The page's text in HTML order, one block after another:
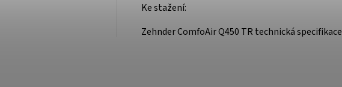
Ke stažení:
Zehnder ComfoAir Q450 TR technická specifikace